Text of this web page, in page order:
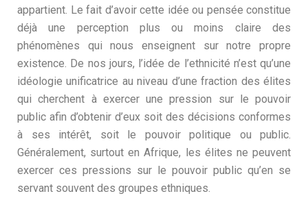
appartient. Le fait d’avoir cette idée ou pensée constitue
déjà une perception plus ou moins claire des
phénomènes qui nous enseignent sur notre propre
existence. De nos jours, l’idée de l’ethnicité n’est qu’une
idéologie unificatrice au niveau d’une fraction des élites
qui cherchent à exercer une pression sur le pouvoir
public afin d’obtenir d’eux soit des décisions conformes
à ses intérêt, soit le pouvoir politique ou public.
Généralement, surtout en Afrique, les élites ne peuvent
exercer ces pressions sur le pouvoir public qu’en se
servant souvent des groupes ethniques.